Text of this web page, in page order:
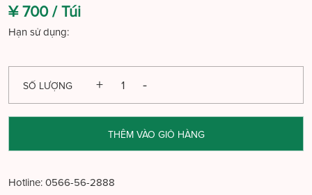
¥ 700 /Túi
Hạn sử dụng:
SỐ LƯỢNG
THÊM VÀO GIỎ HÀNG
Hotline: 0566-56-2888